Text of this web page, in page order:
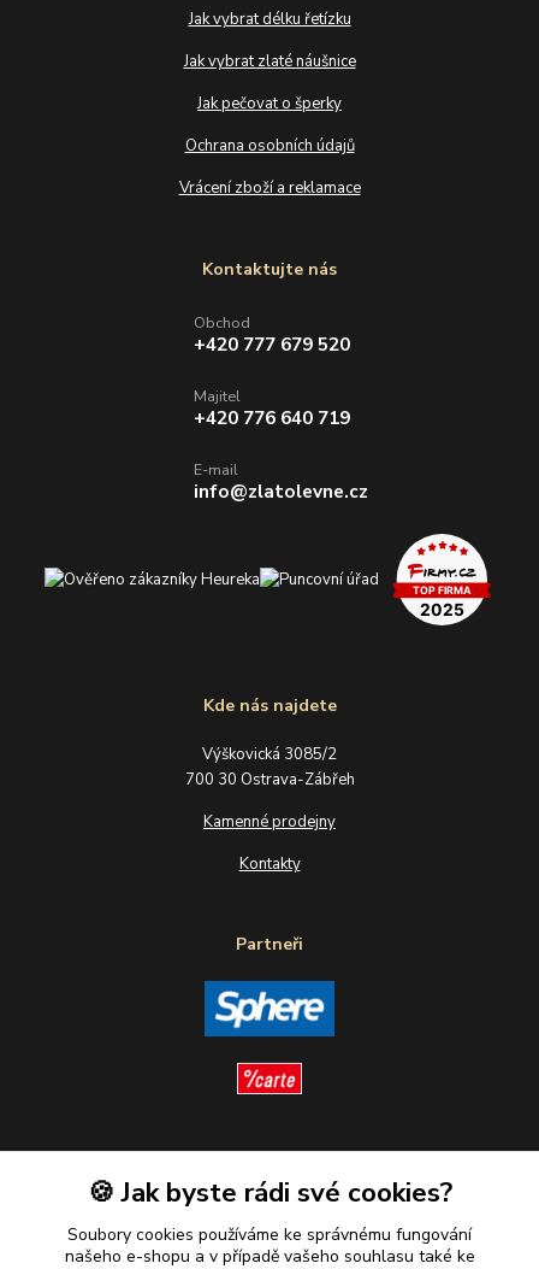
Jak vybrat délku řetízku
Jak vybrat zlaté náušnice
Jak pečovat o šperky
Ochrana osobních údajů
Vrácení zboží a reklamace
Kde nás najdete
Výškovická 3085/2
700 30 Ostrava-Zábřeh
Kamenné prodejny
Kontakty
Partneři
Kontaktujte nás
Obchod
+420 777 679 520
Majitel
+420 776 640 719
E-mail
info@zlatolevne.cz
🍪 Jak byste rádi své cookies?
Soubory cookies používáme ke správnému fungování
našeho e-shopu a v případě vašeho souhlasu také ke